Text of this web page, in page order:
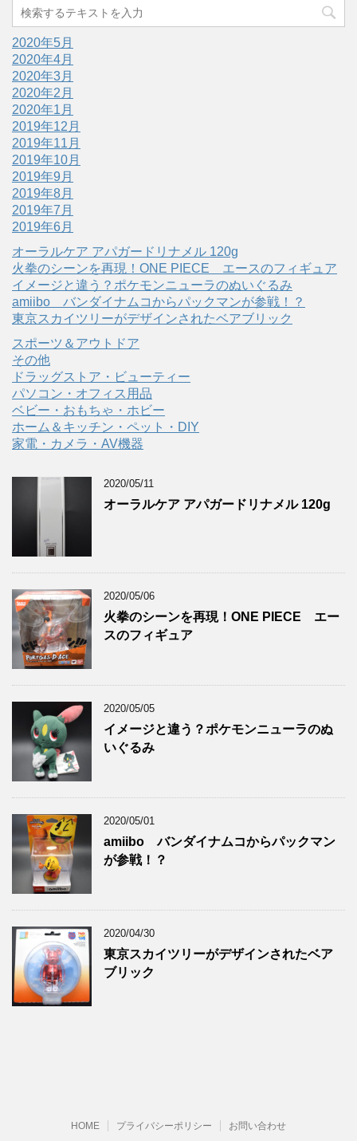
2020年5月
2020年4月
2020年3月
2020年2月
2020年1月
2019年12月
2019年11月
2019年10月
2019年9月
2019年8月
2019年7月
2019年6月
オーラルケア アパガードリナメル 120g
火拳のシーンを再現！ONE PIECE エースのフィギュア
イメージと違う？ポケモンニューラのぬいぐるみ
amiibo バンダイナムコからパックマンが参戦！？
東京スカイツリーがデザインされたベアブリック
スポーツ＆アウトドア
その他
ドラッグストア・ビューティー
パソコン・オフィス用品
ベビー・おもちゃ・ホビー
ホーム＆キッチン・ペット・DIY
家電・カメラ・AV機器
2020/05/11
オーラルケア アパガードリナメル 120g
2020/05/06
火拳のシーンを再現！ONE PIECE エー
スのフィギュア
2020/05/05
イメージと違う？ポケモンニューラのぬ
いぐるみ
2020/05/01
amiibo バンダイナムコからパックマン
が参戦！？
2020/04/30
東京スカイツリーがデザインされたベア
ブリック
HOME プライバシーポリシー お問い合わせ